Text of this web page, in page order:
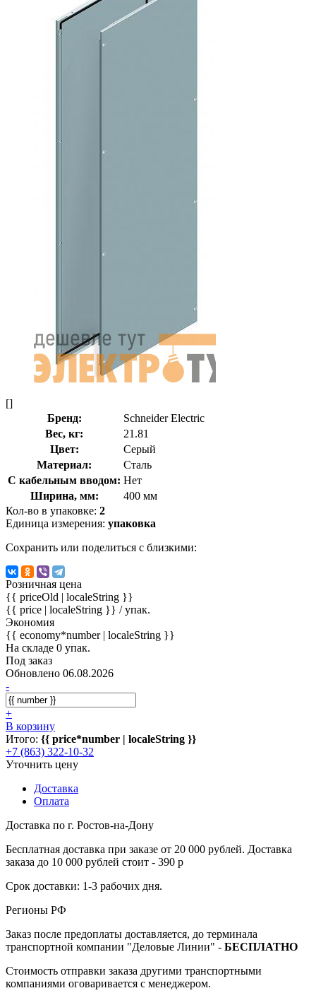
[]
Бренд:
Schneider Electric
Вес, кг:
21.81
Цвет:
Серый
Материал:
Сталь
С кабельным вводом: Нет
Ширина, мм:
400 мм
Кол-во в упаковке: 2
Единица измерения: упаковка
Сохранить или поделиться с близкими:
Розничная цена
{{ priceOld | localeString }}
{{ price | localeString }} / упак.
Экономия
{{ economy*number | localeString }}
На складе 0 упак.
Под заказ
Обновлено 06.08.2026
-
+
В корзину
Итого: {{ price*number | localeString }}
+7 (863) 322-10-32
Уточнить цену
Доставка
Оплата
Доставка по г. Ростов-на-Дону
Бесплатная доставка при заказе от 20 000 рублей. Доставка
заказа до 10 000 рублей стоит - 390 р
Срок доставки: 1-3 рабочих дня.
Регионы РФ
Заказ после предоплаты доставляется, до терминала
транспортной компании "Деловые Линии" - БЕСПЛАТНО
Стоимость отправки заказа другими транспортными
компаниями оговаривается с менеджером.